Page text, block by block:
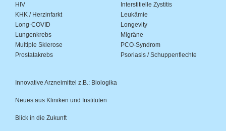
HIV
Interstitielle Zystitis
KHK / Herzinfarkt
Leukämie
Long-COVID
Longevity
Lungenkrebs
Migräne
Multiple Sklerose
PCO-Syndrom
Prostatakrebs
Psoriasis / Schuppenflechte
Innovative Arzneimittel z.B.: Biologika
Neues aus Kliniken und Instituten
Blick in die Zukunft